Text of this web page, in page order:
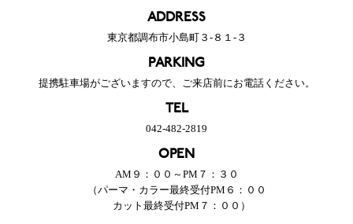
ADDRESS
東京都調布市小島町３-８１-３
PARKING
提携駐車場がございますので、ご来店前にお電話ください。
TEL
042-482-2819
OPEN
AM９：００～PM７：３０
（パーマ・カラー最終受付PM６：００
カット最終受付PM７：００）